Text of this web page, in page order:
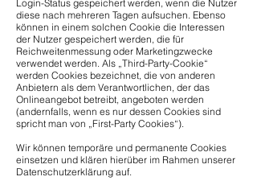
Login-Status gespeichert werden, wenn die Nutzer
diese nach mehreren Tagen aufsuchen. Ebenso
können in einem solchen Cookie die Interessen
der Nutzer gespeichert werden, die für
Reichweitenmessung oder Marketingzwecke
verwendet werden. Als „Third-Party-Cookie“
werden Cookies bezeichnet, die von anderen
Anbietern als dem Verantwortlichen, der das
Onlineangebot betreibt, angeboten werden
(andernfalls, wenn es nur dessen Cookies sind
spricht man von „First-Party Cookies“).
Wir können temporäre und permanente Cookies
einsetzen und klären hierüber im Rahmen unserer
Datenschutzerklärung auf.